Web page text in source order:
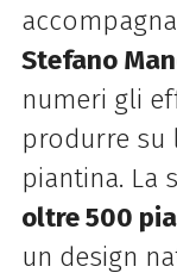
Stefano
numeri gli
produrre su
piantina. La
oltre 500
un design